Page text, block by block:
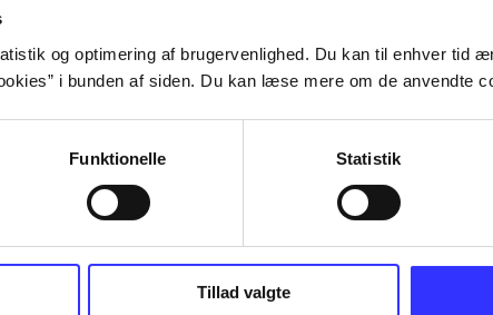
og optimering af brugervenlighed. Du kan til enhver tid
i bunden af siden. Du kan læse mere om de anvendte
Funktionelle Statistik
Tillad valgte